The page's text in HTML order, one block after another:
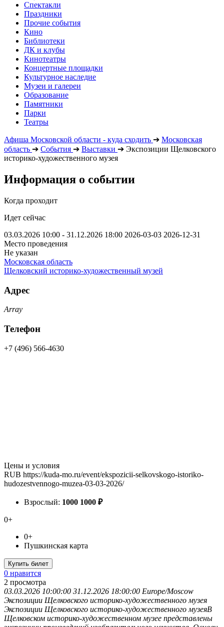
Спектакли
Праздники
Прочие события
Кино
Библиотеки
ДК и клубы
Кинотеатры
Концертные площадки
Культурное наследие
Музеи и галереи
Образование
Памятники
Парки
Театры
Афиша Московской области - куда сходить ➔ Московская
область ➔ События ➔ Выставки ➔ Экспозиции Щелковского
историко-художественного музея
Информация о событии
Когда проходит
Идет сейчас
03.03.2026 10:00 - 31.12.2026 18:00 2026-03-03 2026-12-31
Место проведения
Не указан
Московская область
Щелковский историко-художественный музей
Адрес
Array
Телефон
+7 (496) 566-4630
Цены и условия
RUB https://kuda-mo.ru/event/ekspozicii-selkovskogo-istoriko-
hudozestvennogo-muzea-03-03-2026/
Взрослый: 1000 1000 ₽
0+
0+
Пушкинская карта
Купить билет
0 нравится
2 просмотра
03.03.2026 10:00:00 31.12.2026 18:00:00 Europe/Moscow
Экспозиции Щелковского историко-художественного музея
Экспозиции Щелковского историко-художественного музеяВ
Щелковском историко-художественном музее представлены